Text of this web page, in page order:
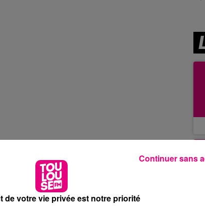
de votre vie privée est notre priorité
Continuer sans